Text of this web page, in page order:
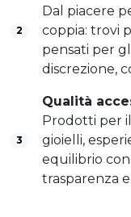
2
Dal piacere
coppia: trovi
pensati per
discrezione,
3
Qualità
Prodotti per il
gioielli,
equilibrio
trasparenza